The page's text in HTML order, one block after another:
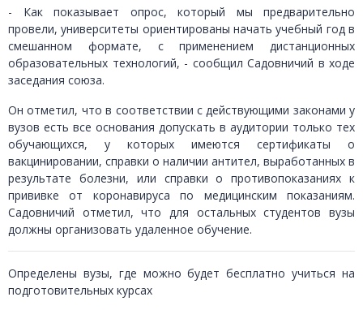
- Как показывает опрос, который мы предварительно
провели, университеты ориентированы начать учебный год в
смешанном формате, с применением дистанционных
образовательных технологий, - сообщил Садовничий в ходе
заседания союза.
Он отметил, что в соответствии с действующими законами у
вузов есть все основания допускать в аудитории только тех
обучающихся, у которых имеются сертификаты о
вакцинировании, справки о наличии антител, выработанных в
результате болезни, или справки о противопоказаниях к
прививке от коронавируса по медицинским показаниям.
Садовничий отметил, что для остальных студентов вузы
должны организовать удаленное обучение.
Определены вузы, где можно будет бесплатно учиться на
подготовительных курсах